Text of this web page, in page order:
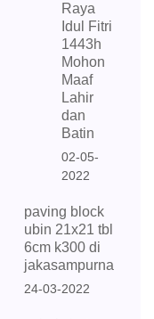
Raya
Idul Fitri
1443h
Mohon
Maaf
Lahir
dan
Batin
02-05-
2022
paving block
ubin 21x21 tbl
6cm k300 di
jakasampurna
24-03-2022